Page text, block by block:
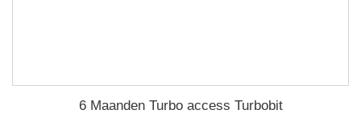
6 Maanden Turbo access Turbobit